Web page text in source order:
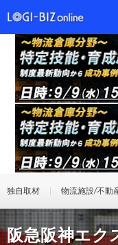
独自取材 物流施設/不動
阪急阪神エク